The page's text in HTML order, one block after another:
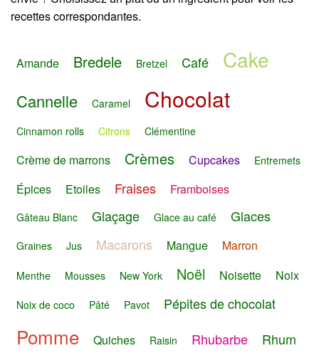
recettes correspondantes.
Amande Bredele Bretzel Café Cake
Cannelle Caramel Chocolat
Cinnamon rolls Citrons Clémentine
Crème de marrons Crèmes Cupcakes Entremets
Épices Etoiles Fraises Framboises
Gâteau Blanc Glaçage Glace au café Glaces
Graines Jus Macarons Mangue Marron
Menthe Mousses New York Noël Noisette Noix
Noix de coco Pâté Pavot Pépites de chocolat
Pomme Quiches Raisin Rhubarbe Rhum